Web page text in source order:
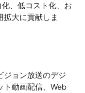
、低コスト化、お
大に貢献しま
ョン放送のデジ
ト動画配信、Web